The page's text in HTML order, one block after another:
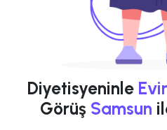
Diyetisyeninle
Görüş Samsun